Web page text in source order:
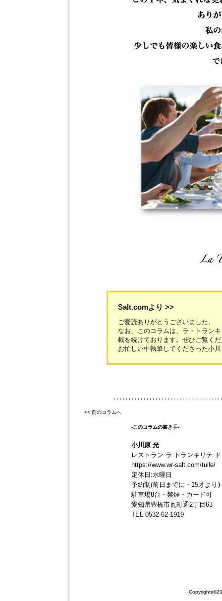
Salt.comより >>
ご愛読ありがとうございました。
なお、このコラムは、ラ・トラン
載を続けております。ぜひご覧く
お忙しい中執筆してくださった小
<< 前のコラムへ
-このコラムの書き手-
小川原 光
レストラン ラ トランキリテ
https://www.wr-salt.com/tuile/
定休日:水曜日
予約制(前日までに・15才より )
駐車場8台・禁煙・カード可
愛知県豊橋市瓦町通2丁目63
TEL 0532-62-1919